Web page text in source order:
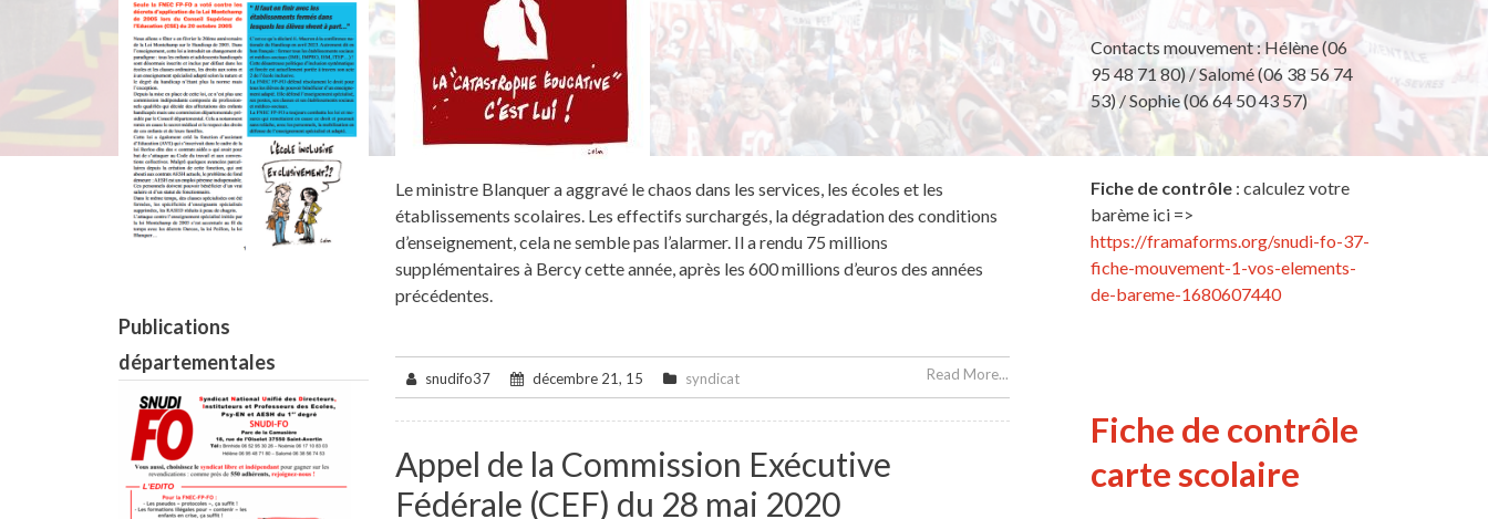
Le ministre Blanquer a aggravé le chaos dans les services, les écoles et les
établissements scolaires. Les effectifs surchargés, la dégradation des conditions
d’enseignement, cela ne semble pas l’alarmer. Il a rendu 75 millions
supplémentaires à Bercy cette année, après les 600 millions d’euros des années
précédentes.
snudifo37 décembre 21, 15 syndicat Read More...
Appel de la Commission Exécutive
Fédérale (CEF) du 28 mai 2020
Publications
départementales
Contacts mouvement : Hélène (06
95 48 71 80) / Salomé (06 38 56 74
53) / Sophie (06 64 50 43 57)
Fiche de contrôle: calculez votre
barème ici =>
https://framaforms.org/snudi-fo-37-
fiche-mouvement-1-vos-elements-
de-bareme-1680607440
Fiche de contrôle
carte scolaire